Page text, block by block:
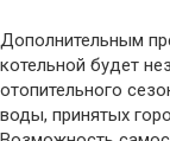
Дополнительным
котельной будет
отопительного
воды, принятых